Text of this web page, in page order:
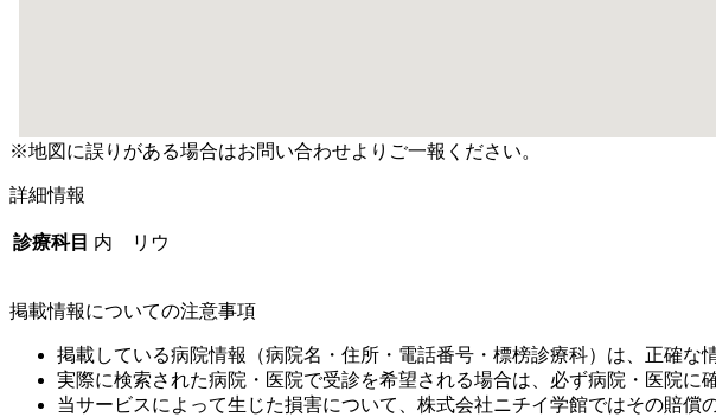
※地図に誤りがある場合はお問い合わせよりご一報ください。
詳細情報
診療科目 内 リウ
掲載情報についての注意事項
掲載している病院情報（病院名・住所・電話番号・標榜診療科）は、正確な
実際に検索された病院・医院で受診を希望される場合は、必ず病院・医院に
当サービスによって生じた損害について、株式会社ニチイ学館ではその賠償